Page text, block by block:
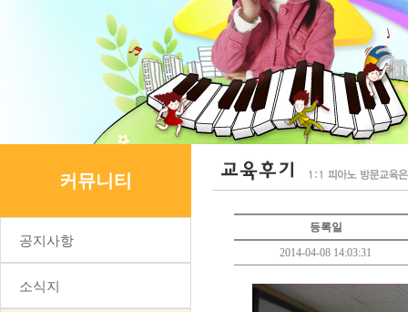
커뮤니티
공지사항
소식지
등록일
2014-04-08 14:03:31